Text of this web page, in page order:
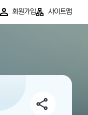
회원가입 사이트맵